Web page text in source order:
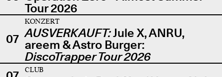
Tour 2026
07
KONZERT
AUSVERKAUFT:Jule X, ANRU,
areem & Astro Burger:
DiscoTrapper Tour 2026
CLUB